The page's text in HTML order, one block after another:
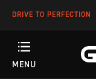
DRIVE TO PERFECTION
MENU